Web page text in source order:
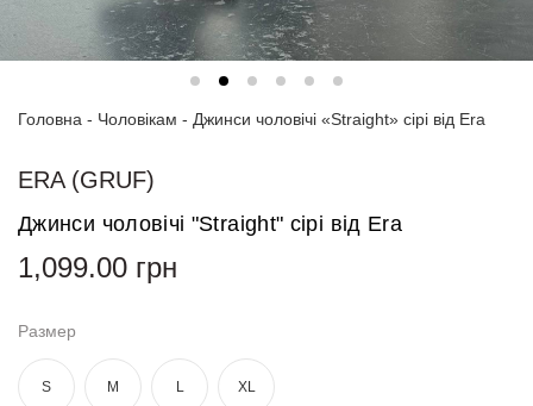
сорочки
Сукні
Піджаки
та
Футболки
та поло
Джинси
та
брюки
Головна - Чоловікам - Джинси чоловічі «Straight» сірі від Era
ERA (GRUF)
Джинси чоловічі "Straight" сірі від Era
1,099.00 грн
Размер
S M L XL